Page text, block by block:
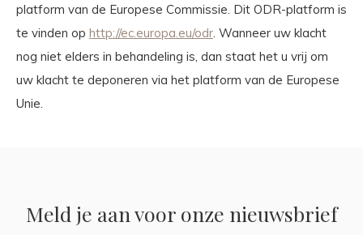
platform van de Europese Commissie. Dit ODR-platform is
te vinden op http://ec.europa.eu/odr. Wanneer uw klacht
nog niet elders in behandeling is, dan staat het u vrij om
uw klacht te deponeren via het platform van de Europese
Unie.
Meld je aan voor onze nieuwsbrief